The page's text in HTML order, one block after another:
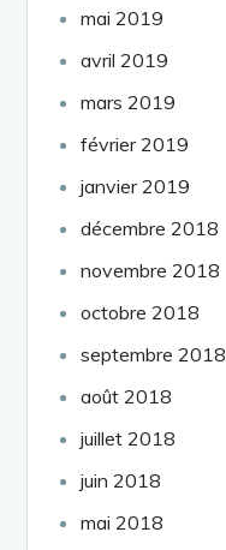
mai 2019
avril 2019
mars 2019
février 2019
janvier 2019
décembre 2018
novembre 2018
octobre 2018
septembre 2018
août 2018
juillet 2018
juin 2018
mai 2018